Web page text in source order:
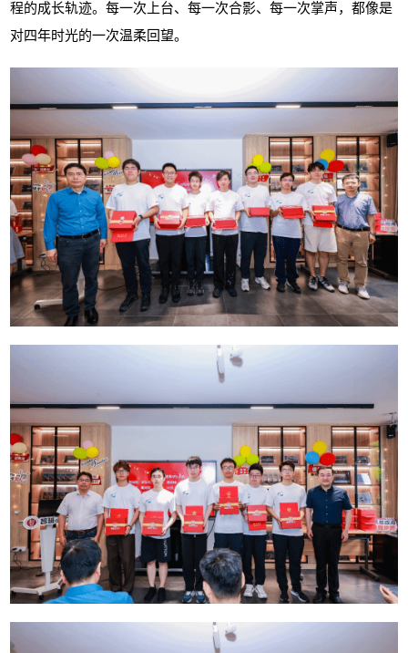
程的成长轨迹。每一次上台、每一次合影、每一次掌声，都像是
对四年时光的一次温柔回望。